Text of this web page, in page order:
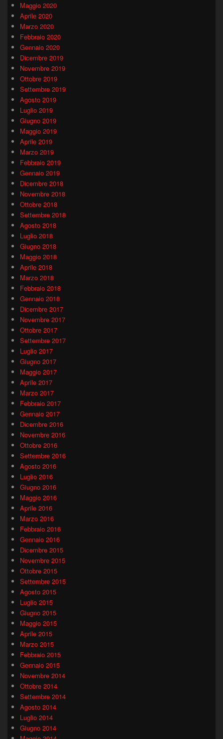
Maggio 2020
Aprile 2020
Marzo 2020
Febbraio 2020
Gennaio 2020
Dicembre 2019
Novembre 2019
Ottobre 2019
Settembre 2019
Agosto 2019
Luglio 2019
Giugno 2019
Maggio 2019
Aprile 2019
Marzo 2019
Febbraio 2019
Gennaio 2019
Dicembre 2018
Novembre 2018
Ottobre 2018
Settembre 2018
Agosto 2018
Luglio 2018
Giugno 2018
Maggio 2018
Aprile 2018
Marzo 2018
Febbraio 2018
Gennaio 2018
Dicembre 2017
Novembre 2017
Ottobre 2017
Settembre 2017
Luglio 2017
Giugno 2017
Maggio 2017
Aprile 2017
Marzo 2017
Febbraio 2017
Gennaio 2017
Dicembre 2016
Novembre 2016
Ottobre 2016
Settembre 2016
Agosto 2016
Luglio 2016
Giugno 2016
Maggio 2016
Aprile 2016
Marzo 2016
Febbraio 2016
Gennaio 2016
Dicembre 2015
Novembre 2015
Ottobre 2015
Settembre 2015
Agosto 2015
Luglio 2015
Giugno 2015
Maggio 2015
Aprile 2015
Marzo 2015
Febbraio 2015
Gennaio 2015
Novembre 2014
Ottobre 2014
Settembre 2014
Agosto 2014
Luglio 2014
Giugno 2014